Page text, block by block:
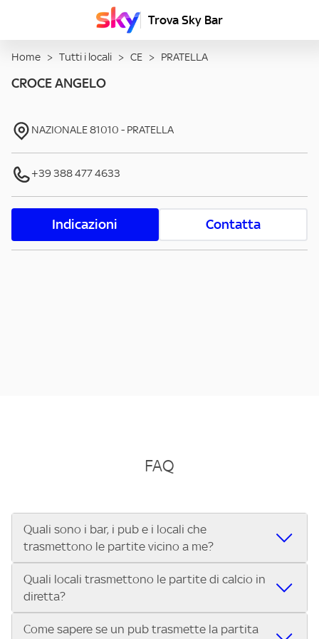
Trova Sky Bar
Home > Tutti i locali > CE > PRATELLA
CROCE ANGELO
NAZIONALE81010 - PRATELLA
+39 388 477 4633
Indicazioni Contatta
FAQ
Quali sono i bar, i pub e i locali che
trasmettono le partite vicino a me?
Se cerchi un bar, pub, ristorante o locale vicino a te per
vedere le partite di Serie A ENILIVE, la Serie C Sky Wifi, la
UEFA Champions League, la UEFA Europa League, la UEFA
Conference League, il Tennis, la Formula 1®, la MotoGP™ e
Quali locali trasmettono le partite di calcio in
diretta?
Vuoi sapere quali bar, pub o ristoranti mostrano le partite
Come sapere se un pub trasmette la partita